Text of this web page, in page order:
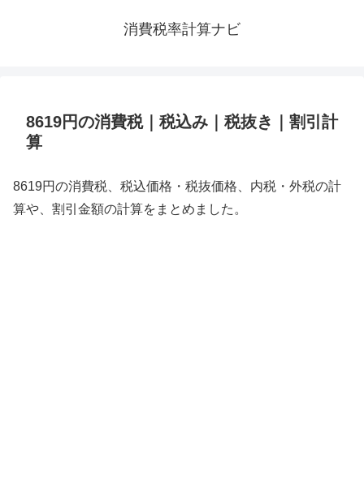
消費税率計算ナビ
8619円の消費税｜税込み｜税抜き｜割引計
算
8619円の消費税、税込価格・税抜価格、内税・外税の計
算や、割引金額の計算をまとめました。